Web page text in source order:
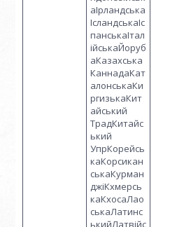
аІрландська
ІсландськаІс
панськаІтал
ійськаЙоруб
аКазахська
КаннадаКат
алонськаКи
ргизькаКит
айський
ТрадКитайс
ький
УпрКорейсь
каКорсикан
ськаКурман
джіКхмерсь
каКхосаЛао
ськаЛатинс
ькийЛатвійс